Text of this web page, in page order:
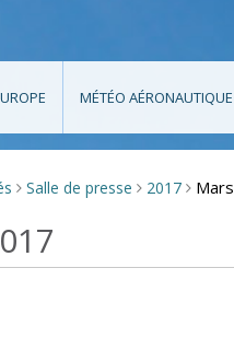
MÉTÉO AÉRONAUTIQUE
> Salle de presse > 2017 > Mars